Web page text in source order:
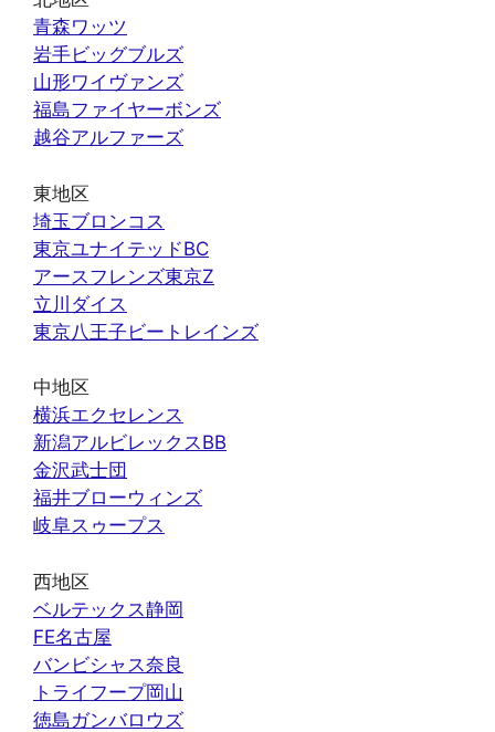
青森ワッツ
岩手ビッグブルズ
山形ワイヴァンズ
福島ファイヤーボンズ
越谷アルファーズ
東地区
埼玉ブロンコス
東京ユナイテッドBC
アースフレンズ東京Z
立川ダイス
東京八王子ビートレインズ
中地区
横浜エクセレンス
新潟アルビレックスBB
金沢武士団
福井ブローウィンズ
岐阜スゥープス
西地区
ベルテックス静岡
FE名古屋
バンビシャス奈良
トライフープ岡山
徳島ガンバロウズ